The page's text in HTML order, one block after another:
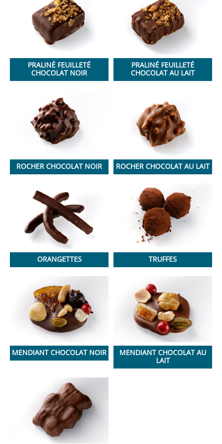
PRALINÉ FEUILLETÉ
CHOCOLAT NOIR
PRALINÉ FEUILLETÉ
CHOCOLAT AU LAIT
ROCHER CHOCOLAT NOIR ROCHER CHOCOLAT AU LAIT
ORANGETTES TRUFFES
MENDIANT CHOCOLAT NOIR
MENDIANT CHOCOLAT AU
LAIT